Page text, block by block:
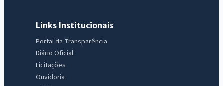
Links Institucionais
Portal da Transparência
Diário Oficial
Licitações
Ouvidoria
Olá. Pergunte sobre serviços, notícias, legislação, Diário Oficial,
licitações, estrutura ou transparência do município.
Licitações abertas